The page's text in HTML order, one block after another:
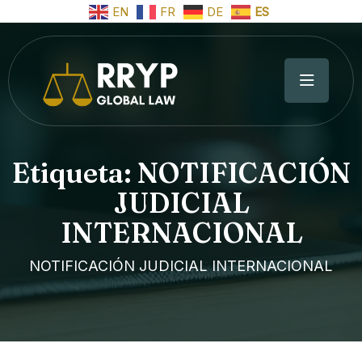
EN FR DE ES
Etiqueta: NOTIFICACIÓN
JUDICIAL
INTERNACIONAL
NOTIFICACIÓN JUDICIAL INTERNACIONAL